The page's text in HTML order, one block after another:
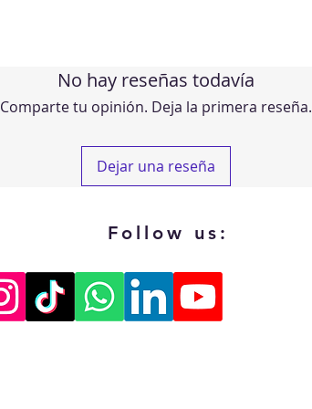
No hay reseñas todavía
Comparte tu opinión. Deja la primera reseña.
Dejar una reseña
Follow us: